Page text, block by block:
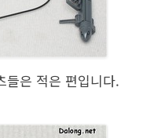
들은 적은 편입니다.